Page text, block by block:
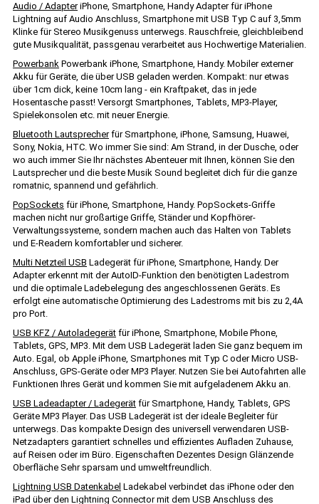
Audio / AdapteriPhone, Smartphone, Handy Adapter für iPhone
Lightning auf Audio Anschluss, Smartphone mit USB Typ C auf 3,5mm
Klinke für Stereo Musikgenuss unterwegs. Rauschfreie, gleichbleibend
gute Musikqualität, passgenau verarbeitet aus Hochwertige Materialien.
Powerbank Powerbank iPhone, Smartphone, Handy. Mobiler externer
Akku für Geräte, die über USB geladen werden. Kompakt: nur etwas
über 1cm dick, keine 10cm lang - ein Kraftpaket, das in jede
Hosentasche passt! Versorgt Smartphones, Tablets, MP3-Player,
Spielekonsolen etc. mit neuer Energie.
Bluetooth Lautsprecherfür Smartphone, iPhone, Samsung, Huawei,
Sony, Nokia, HTC. Wo immer Sie sind: Am Strand, in der Dusche, oder
wo auch immer Sie Ihr nächstes Abenteuer mit Ihnen, können Sie den
Lautsprecher und die beste Musik Sound begleitet dich für die ganze
romatnic, spannend und gefährlich.
PopSockets für iPhone, Smartphone, Handy. PopSockets-Griffe
machen nicht nur großartige Griffe, Ständer und Kopfhörer-
Verwaltungssysteme, sondern machen auch das Halten von Tablets
und E-Readern komfortabler und sicherer.
Multi Netzteil USB Ladegerät für iPhone, Smartphone, Handy. Der
Adapter erkennt mit der AutoID-Funktion den benötigten Ladestrom
und die optimale Ladebelegung des angeschlossenen Geräts. Es
erfolgt eine automatische Optimierung des Ladestroms mit bis zu 2,4A
pro Port.
USB KFZ / Autoladegerät für iPhone, Smartphone, Mobile Phone,
Tablets, GPS, MP3. Mit dem USB Ladegerät laden Sie ganz bequem im
Auto. Egal, ob Apple iPhone, Smartphones mit Typ C oder Micro USB-
Anschluss, GPS-Geräte oder MP3 Player. Nutzen Sie bei Autofahrten alle
Funktionen Ihres Gerät und kommen Sie mit aufgeladenem Akku an.
USB Ladeadapter / Ladegerät für Smartphone, Handy, Tablets, GPS
Geräte MP3 Player. Das USB Ladegerät ist der ideale Begleiter für
unterwegs. Das kompakte Design des universell verwendaren USB-
Netzadapters garantiert schnelles und effizientes Aufladen Zuhause,
auf Reisen oder im Büro. Eigenschaften Dezentes Design Glänzende
Oberfläche Sehr sparsam und umweltfreundlich.
Lightning USB Datenkabel Ladekabel verbindet das iPhone oder den
iPad über den Lightning Connector mit dem USB Anschluss des